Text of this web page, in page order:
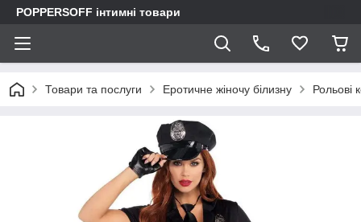
POPPERSOFF інтимні товари
Товари та послуги Еротичне жіночу білизну Рольові